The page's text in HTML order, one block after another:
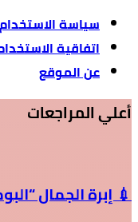
سياسة الاستخدام
اتفاقية
عن الموقع
أعلي المراجعات
💉 إبرة الجمال